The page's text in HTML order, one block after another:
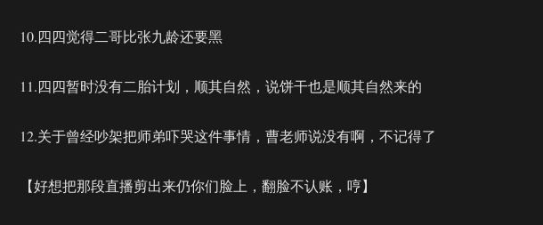
10.四四觉得二哥比张九龄还要黑
11.四四暂时没有二胎计划，顺其自然，说饼干也是顺其自然来的
12.关于曾经吵架把师弟吓哭这件事情，曹老师说没有啊，不记得了
【好想把那段直播剪出来仍你们脸上，翻脸不认账，哼】